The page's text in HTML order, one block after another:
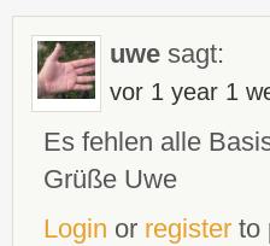
uwe sagt:
vor 1 year 1
Es fehlen alle
Grüße Uwe
Login or register to